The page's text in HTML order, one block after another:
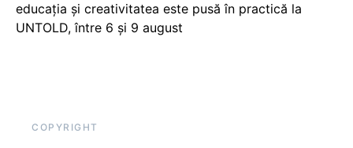
educația și creativitatea este pusă în practică la
UNTOLD, între 6 și 9 august
COPYRIGHT